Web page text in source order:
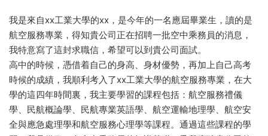
我是來自xx工業大學的xx，是今年的一名應屆畢業生，讀的是
航空服務專業，得知貴公司正在招聘一批空中乘務員的消息，
我特意寫了這封求職信，希望可以到貴公司面試。
高中的時候，憑借着自己的身高、身材優勢，再加上自己高考
時候的成績，我順利考入了xx工業大學的航空服務專業，在大
學的這四年時間裏，我主要學習的課程包括：航空服務禮儀
學、民航概論學、民航專業英語學、航空運輸地理學、航空安
全與應急處理學和航空服務心理學等課程。通過這些課程的學